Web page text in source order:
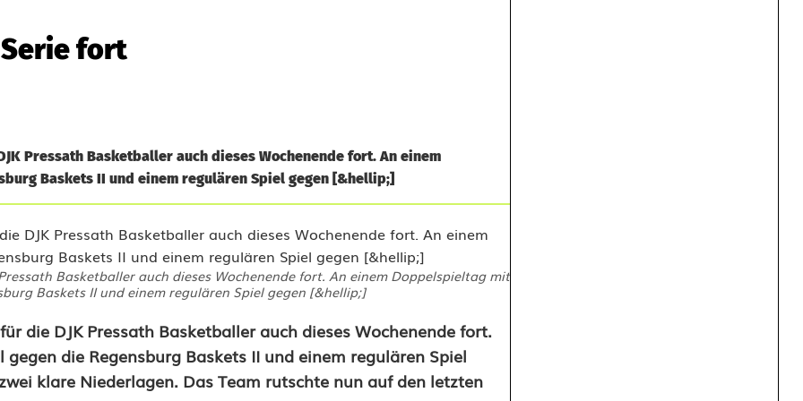
Serie fort
Pressath Basketballer auch dieses Wochenende fort. An einem
Baskets II und einem regulären Spiel gegen [&hellip;]
Basketballer auch dieses Wochenende fort. An einem Doppelspieltag mit
Baskets II und einem regulären Spiel gegen [&hellip;]
die DJK Pressath Basketballer auch dieses Wochenende fort.
die Regensburg Baskets II und einem regulären Spiel
klare Niederlagen. Das Team rutschte nun auf den letzten